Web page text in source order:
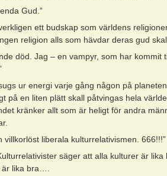
Gud.”
ett budskap som världens
religion alls som hävdar deras gud
död. Jag – en vampyr, som har
ur energi varje gång någon på
på en liten plätt skall påtvingas hela
kränker allt som är heligt för andra
villkorlöst liberala kulturrelativismen. 666!!!”
säger att alla kulturer är
är lika bra….